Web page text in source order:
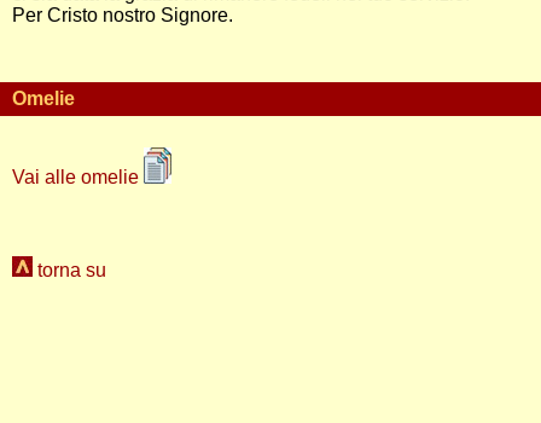
Per Cristo nostro Signore.
Omelie
Vai alle omelie
torna su